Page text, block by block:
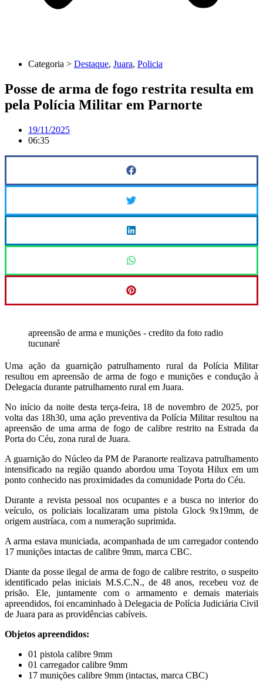
Categoria > Destaque, Juara, Policia
Posse de arma de fogo restrita resulta em
pela Polícia Militar em Parnorte
19/11/2025
06:35
apreensão de arma e munições - credito da foto radio
tucunaré
Uma ação da guarnição patrulhamento rural da Polícia Militar
resultou em apreensão de arma de fogo e munições e condução à
Delegacia durante patrulhamento rural em Juara.
No início da noite desta terça-feira, 18 de novembro de 2025, por
volta das 18h30, uma ação preventiva da Polícia Militar resultou na
apreensão de uma arma de fogo de calibre restrito na Estrada da
Porta do Céu, zona rural de Juara.
A guarnição do Núcleo da PM de Paranorte realizava patrulhamento
intensificado na região quando abordou uma Toyota Hilux em um
ponto conhecido nas proximidades da comunidade Porta do Céu.
Durante a revista pessoal nos ocupantes e a busca no interior do
veículo, os policiais localizaram uma pistola Glock 9x19mm, de
origem austríaca, com a numeração suprimida.
A arma estava municiada, acompanhada de um carregador contendo
17 munições intactas de calibre 9mm, marca CBC.
Diante da posse ilegal de arma de fogo de calibre restrito, o suspeito
identificado pelas iniciais M.S.C.N., de 48 anos, recebeu voz de
prisão. Ele, juntamente com o armamento e demais materiais
apreendidos, foi encaminhado à Delegacia de Polícia Judiciária Civil
de Juara para as providências cabíveis.
Objetos apreendidos:
01 pistola calibre 9mm
01 carregador calibre 9mm
17 munições calibre 9mm (intactas, marca CBC)